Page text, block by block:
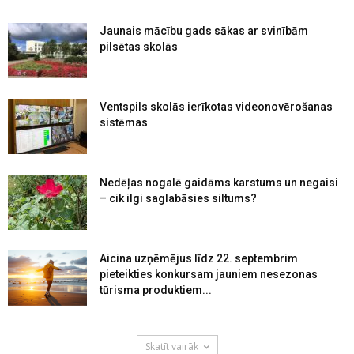
Jaunais mācību gads sākas ar svinībām
pilsētas skolās
Ventspils skolās ierīkotas videonovērošanas
sistēmas
Nedēļas nogalē gaidāms karstums un negaisi
– cik ilgi saglabāsies siltums?
Aicina uzņēmējus līdz 22. septembrim
pieteikties konkursam jauniem nesezonas
tūrisma produktiem...
Skatīt vairāk